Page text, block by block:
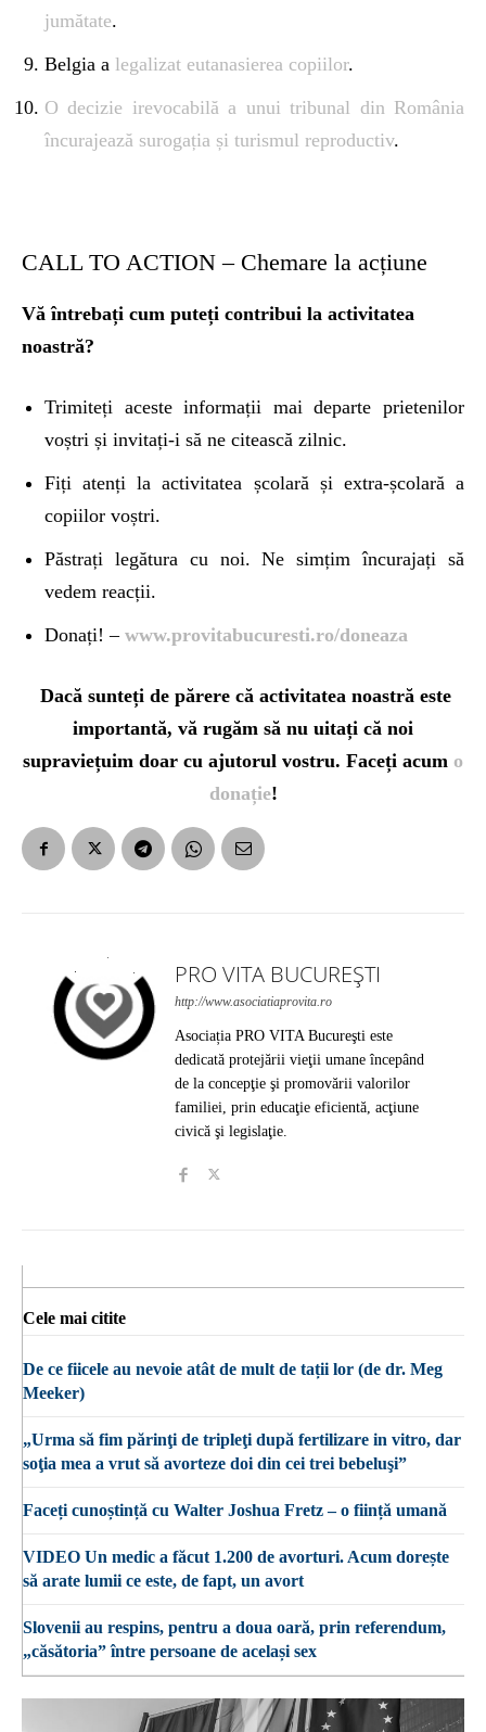
jumătate.
Belgia a legalizat eutanasierea copiilor.
O decizie irevocabilă a unui tribunal din România
încurajează surogația și turismul reproductiv.
CALL TO ACTION – Chemare la acțiune
Vă întrebați cum puteți contribui la activitatea
noastră?
Trimiteți aceste informații mai departe prietenilor
voștri și invitați-i să ne citească zilnic.
Fiți atenți la activitatea școlară și extra-școlară a
copiilor voștri.
Păstrați legătura cu noi. Ne simțim încurajați să
vedem reacții.
Donați! – www.provitabucuresti.ro/doneaza
Dacă sunteți de părere că activitatea noastră este
importantă, vă rugăm să nu uitați că noi
supraviețuim doar cu ajutorul vostru. Faceți acum o
donație!
PRO VITA BUCUREȘTI
http://www.asociatiaprovita.ro
Asociația PRO VITA Bucureşti este
dedicată protejării vieţii umane începând
de la concepţie şi promovării valorilor
familiei, prin educaţie eficientă, acţiune
civică şi legislaţie.
Cele mai citite
De ce fiicele au nevoie atât de mult de tații lor (de dr. Meg
Meeker)
„Urma să fim părinţi de tripleţi după fertilizare in vitro, dar
soţia mea a vrut să avorteze doi din cei trei bebeluşi”
Faceți cunoștință cu Walter Joshua Fretz – o ființă umană
VIDEO Un medic a făcut 1.200 de avorturi. Acum dorește
să arate lumii ce este, de fapt, un avort
Slovenii au respins, pentru a doua oară, prin referendum,
„căsătoria” între persoane de același sex